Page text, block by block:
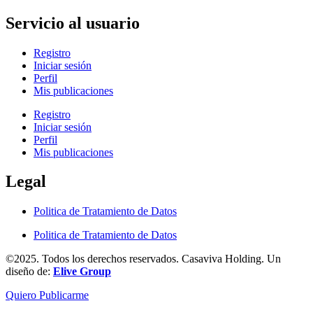
Servicio al usuario
Registro
Iniciar sesión
Perfil
Mis publicaciones
Registro
Iniciar sesión
Perfil
Mis publicaciones
Legal
Politica de Tratamiento de Datos
Politica de Tratamiento de Datos
©2025. Todos los derechos reservados. Casaviva Holding. Un
diseño de: Elive Group
Quiero Publicarme